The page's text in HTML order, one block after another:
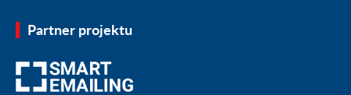
Partner projektu